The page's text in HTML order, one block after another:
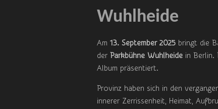
Wuhlheide
Am 13. September 2025 bringt die
der Parkbühne Wuhlheide in Berlin.
Album präsentiert.
Provinz haben sich in den
innerer Zerrissenheit, Heimat,